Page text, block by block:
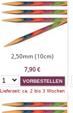
2,50mm (10cm)
7,90 €
Lieferzeit: ca. 2 bis 3 Wochen